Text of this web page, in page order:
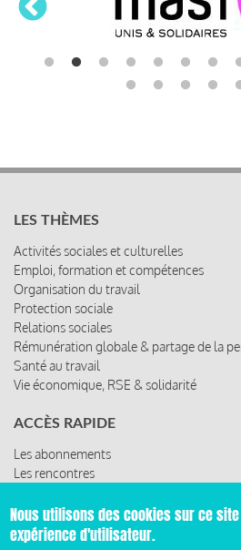
LES THÈMES
Activités sociales et culturelles
Emploi, formation et compétences
Organisation du travail
Protection sociale
Relations sociales
Rémunération globale & partage de la
Santé au travail
Vie économique, RSE & solidarité
ACCÈS RAPIDE
Les abonnements
Les rencontres
Nous utilisons des cookies sur ce
expérience d'utilisateur.